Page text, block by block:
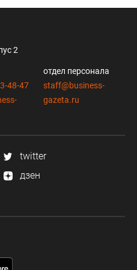
2
48-47
отдел персонала
staff@business-
gazeta.ru
twitter
дзен